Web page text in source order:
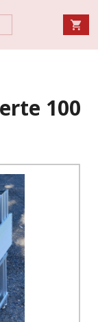
100